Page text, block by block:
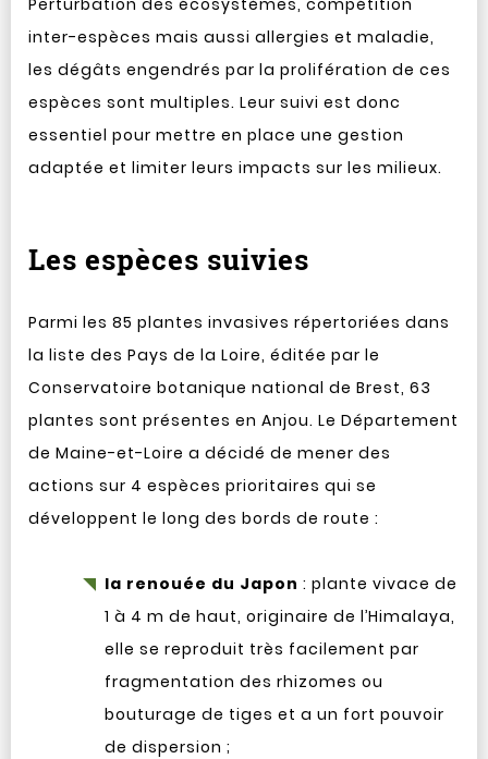
Perturbation des écosystèmes, compétition
inter-espèces mais aussi allergies et maladie,
les dégâts engendrés par la prolifération de ces
espèces sont multiples. Leur suivi est donc
essentiel pour mettre en place une gestion
adaptée et limiter leurs impacts sur les milieux.
Les espèces suivies
Parmi les 85 plantes invasives répertoriées dans
la liste des Pays de la Loire, éditée par le
Conservatoire botanique national de Brest, 63
plantes sont présentes en Anjou. Le Département
de Maine-et-Loire a décidé de mener des
actions sur 4 espèces prioritaires qui se
développent le long des bords de route :
la renouée du Japon : plante vivace de
1 à 4 m de haut, originaire de l’Himalaya,
elle se reproduit très facilement par
fragmentation des rhizomes ou
bouturage de tiges et a un fort pouvoir
de dispersion ;